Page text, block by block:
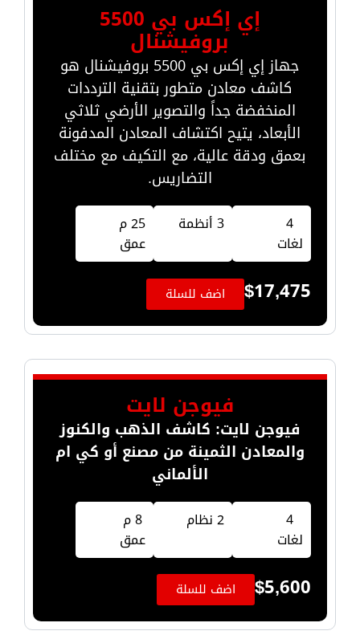
إي إكس بي 5500
بروفيشنال
جهاز إي إكس بي 5500 بروفيشنال هو
كاشف معادن متطور بتقنية الترددات
المنخفضة جداً والتصوير الأرضي ثلاثي
الأبعاد، يتيح اكتشاف المعادن المدفونة
بعمق ودقة عالية، مع التكيف مع مختلف
التضاريس.
4
لغات
3 أنظمة
25 م
عمق
$17,475 اضف للسلة
فيوجن لايت
فيوجن لايت: كاشف الذهب والكنوز
والمعادن الثمينة من مصنع أو كي ام
الألماني
4
لغات
2 نظام
8 م
عمق
$5,600 اضف للسلة